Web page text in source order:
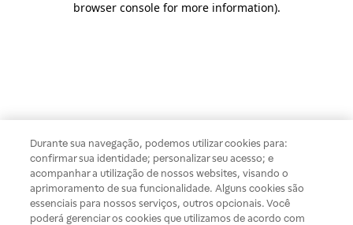
browser console for more information).
Durante sua navegação, podemos utilizar cookies para:
confirmar sua identidade; personalizar seu acesso; e
acompanhar a utilização de nossos websites, visando o
aprimoramento de sua funcionalidade. Alguns cookies são
essenciais para nossos serviços, outros opcionais. Você
poderá gerenciar os cookies que utilizamos de acordo com